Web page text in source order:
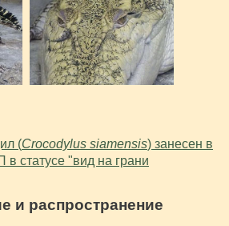
(Crocodylus siamensis) занесен в
статусе "вид на грани
и распространение